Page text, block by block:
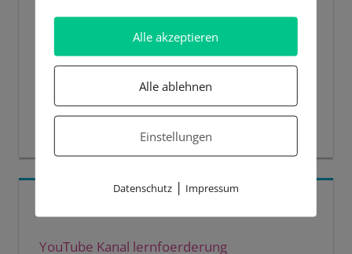
YouTube Kanal lernfoerderung
Alle akzeptieren
Alle ablehnen
Einstellungen
Datenschutz| Impressum